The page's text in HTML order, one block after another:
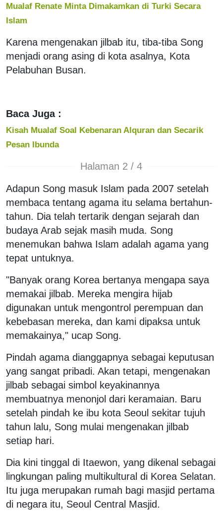
Mualaf Renate Minta Dimakamkan di Turki Secara
Islam
Karena mengenakan jilbab itu, tiba-tiba Song
menjadi orang asing di kota asalnya, Kota
Pelabuhan Busan.
Baca Juga :
Kisah Mualaf Soal Kebenaran Alquran dan Secarik
Pesan Ibunda
Halaman 2 / 4
Adapun Song masuk Islam pada 2007 setelah
membaca tentang agama itu selama bertahun-
tahun. Dia telah tertarik dengan sejarah dan
budaya Arab sejak masih muda. Song
menemukan bahwa Islam adalah agama yang
tepat untuknya.
"Banyak orang Korea bertanya mengapa saya
memakai jilbab. Mereka mengira hijab
digunakan untuk mengontrol perempuan dan
kebebasan mereka, dan kami dipaksa untuk
memakainya," ucap Song.
Pindah agama dianggapnya sebagai keputusan
yang sangat pribadi. Akan tetapi, mengenakan
jilbab sebagai simbol keyakinannya
membuatnya menonjol dari keramaian. Baru
setelah pindah ke ibu kota Seoul sekitar tujuh
tahun lalu, Song mulai mengenakan jilbab
setiap hari.
Dia kini tinggal di Itaewon, yang dikenal sebagai
lingkungan paling multikultural di Korea Selatan.
Itu juga merupakan rumah bagi masjid pertama
di negara itu, Seoul Central Masjid.